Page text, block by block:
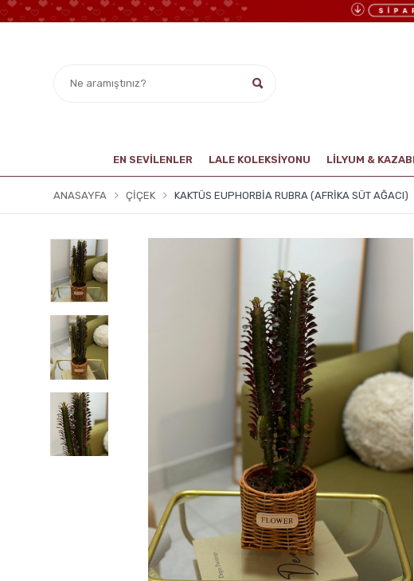
EN SEVİLENLER LALE KOLEKSIYONU LİLYUM &
ANASAYFA ÇIÇEK KAKTÜS EUPHORBIA RUBRA (AFRIKA SÜT AĞACI)